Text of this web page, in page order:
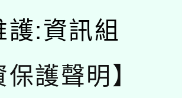
護:資訊組
保護聲明】